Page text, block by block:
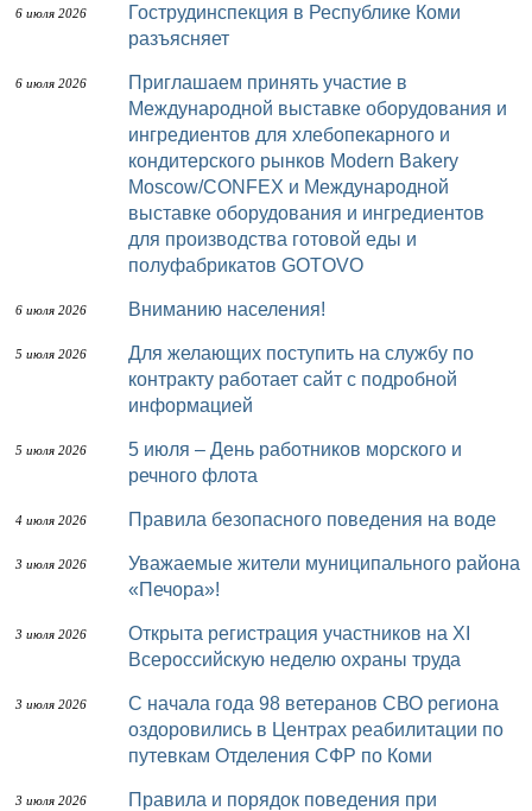
6 июля 2026
Гострудинспекция в Республике Коми
разъясняет
6 июля 2026
Приглашаем принять участие в
Международной выставке оборудования и
ингредиентов для хлебопекарного и
кондитерского рынков Modern Bakery
Moscow/CONFEX и Международной
выставке оборудования и ингредиентов
для производства готовой еды и
полуфабрикатов GOTOVO
6 июля 2026 Вниманию населения!
5 июля 2026
Для желающих поступить на службу по
контракту работает сайт с подробной
информацией
5 июля 2026
5 июля – День работников морского и
речного флота
4 июля 2026 Правила безопасного поведения на воде
3 июля 2026
Уважаемые жители муниципального района
«Печора»!
3 июля 2026
Открыта регистрация участников на XI
Всероссийскую неделю охраны труда
3 июля 2026
С начала года 98 ветеранов СВО региона
оздоровились в Центрах реабилитации по
путевкам Отделения СФР по Коми
3 июля 2026
Правила и порядок поведения при